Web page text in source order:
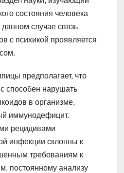
состояния человека
случае связь
с психикой проявляется
предполагает, что
способен нарушать
в организме,
иммунодефицит.
рецидивами
инфекции склонны к
требованиям к
постоянному анализу